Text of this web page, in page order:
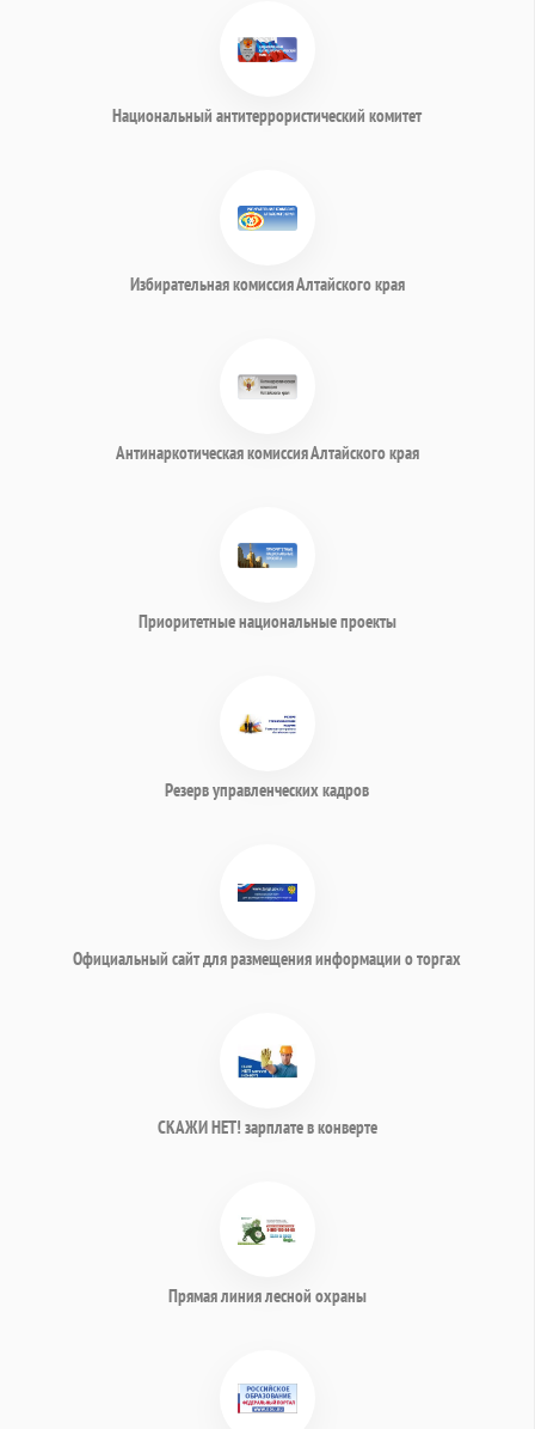
Национальный антитеррористический комитет
Избирательная комиссия Алтайского края
Антинаркотическая комиссия Алтайского края
Приоритетные национальные проекты
Резерв управленческих кадров
Официальный сайт для размещения информации о торгах
СКАЖИ НЕТ! зарплате в конверте
Прямая линия лесной охраны